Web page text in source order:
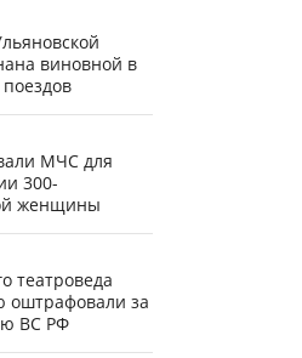
виновной в
МЧС для
300-
женщины
театроведа
оштрафовали за
ВС РФ